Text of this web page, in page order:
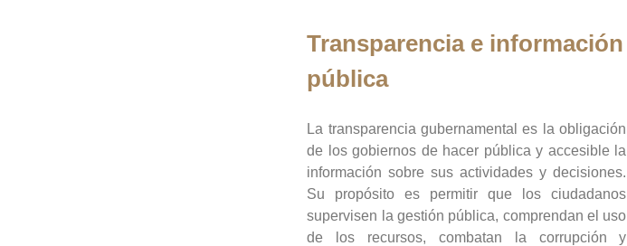
Transparencia e información
pública
La transparencia gubernamental es la obligación
de los gobiernos de hacer pública y accesible la
información sobre sus actividades y decisiones.
Su propósito es permitir que los ciudadanos
supervisen la gestión pública, comprendan el uso
de los recursos, combatan la corrupción y